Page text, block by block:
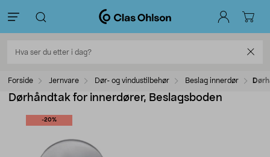
Forside Jernvare Dør- og vindustilbehør Beslag innerdør
Dørhåndtak for innerdører, Beslagsboden
-20%